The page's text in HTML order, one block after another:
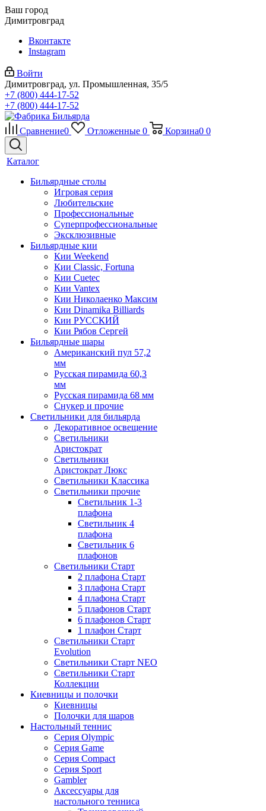
Ваш город
Димитровград
Вконтакте
Instagram
Войти
Димитровград, ул. Промышленная, 35/5
+7 (800) 444-17-52
+7 (800) 444-17-52
Сравнение0 Отложенные 0 Корзина0 0
Каталог
Бильярдные столы
Игровая серия
Любительские
Профессиональные
Суперпрофессиональные
Эксклюзивные
Бильярдные кии
Кии Weekend
Кии Classic, Fortuna
Кии Cuetec
Кии Vantex
Кии Николаенко Максим
Кии Dinamika Billiards
Кии РУССКИЙ
Кии Рябов Сергей
Бильярдные шары
Американский пул 57,2
мм
Русская пирамида 60,3
мм
Русская пирамида 68 мм
Снукер и прочие
Светильники для бильярда
Декоративное освещение
Светильники
Аристократ
Светильники
Аристократ Люкс
Светильники Классика
Светильники прочие
Светильник 1-3
плафона
Светильник 4
плафона
Светильник 6
плафонов
Светильники Старт
2 плафона Старт
3 плафона Старт
4 плафона Старт
5 плафонов Старт
6 плафонов Старт
1 плафон Старт
Светильники Старт
Evolution
Светильники Старт NEO
Светильники Старт
Коллекции
Киевницы и полочки
Киевницы
Полочки для шаров
Настольный теннис
Серия Olympic
Серия Game
Серия Compact
Серия Sport
Gambler
Аксессуары для
настольного тенниса